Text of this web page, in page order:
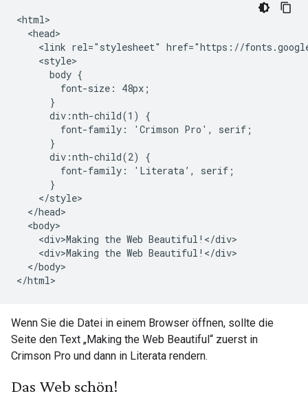
<html>
  <head>
<link rel="stylesheet" href="https://
    <style>
      body {
        font-size: 48px;
      }
      div:nth-child(1) {
        font-family: 'Crimson Pro', serif;
      }
      div:nth-child(2) {
        font-family: 'Literata’, serif;
      }
    </style>
  </head>
  <body>
    <div>Making the Web Beautiful!</div>
    <div>Making the Web Beautiful!</div>
  </body>
</html>
Wenn Sie die Datei in einem Browser öffnen, sollte die
Seite den Text „Making the Web Beautiful“ zuerst in
Crimson Pro und dann in Literata rendern.
Das Web schön!